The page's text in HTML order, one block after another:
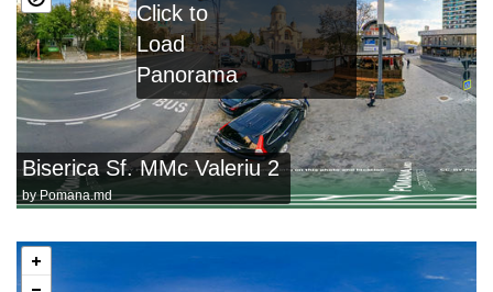
Biserica Sf. MMc Valeriu 2
byPomana.md
Click to
Load
Panorama